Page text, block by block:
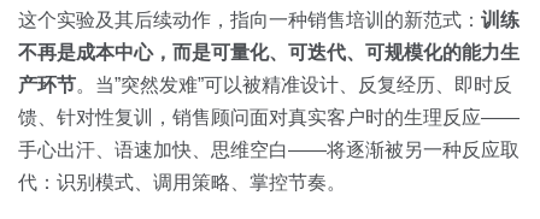
这个实验及其后续动作，指向一种销售培训的新范式： 训练
不再是成本中心，而是可量化、可迭代、可规模化的能力生
产环节。当”突然发难”可以被精准设计、反复经历、即时反
馈、针对性复训，销售顾问面对真实客户时的生理反应——
手心出汗、语速加快、思维空白——将逐渐被另一种反应取
代：识别模式、调用策略、掌控节奏。